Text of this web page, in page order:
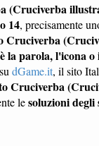
(Cruciverba
14, precisamente
Cruciverba
la parola, l'icona o
dGame.it, il sito
Cruciverba
lesoluzioni degli